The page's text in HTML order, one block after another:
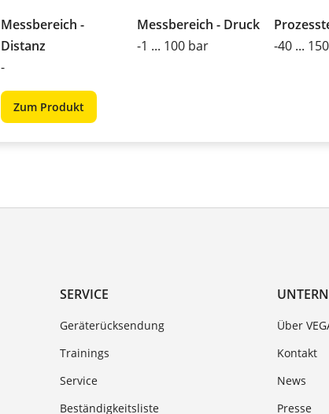
Messbereich -
Distanz
-
Messbereich - Druck
-1 ... 100 bar
-40 ...
Zum Produkt
SERVICE
Geräterücksendung
Trainings
Service
Beständigkeitsliste
Über
Kontakt
News
Presse